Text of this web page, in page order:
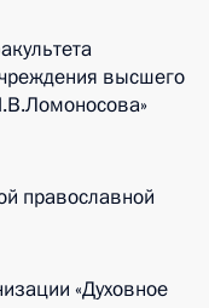
высшего
православной
«Духовное